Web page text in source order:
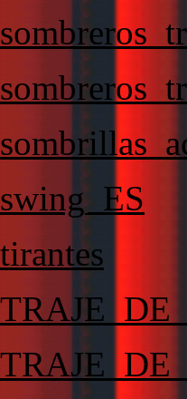
swing_ES
tirantes